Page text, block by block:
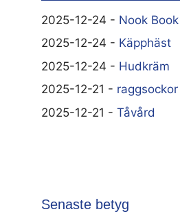
2025-12-24 - Nook Book
2025-12-24 - Käpphäst
2025-12-24 - Hudkräm
2025-12-21 - raggsockor
2025-12-21 - Tåvård
Senaste betyg